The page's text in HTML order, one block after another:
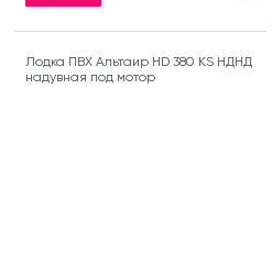
Лодка ПВХ Альтаир HD 380 KS НДНД
надувная под мотор